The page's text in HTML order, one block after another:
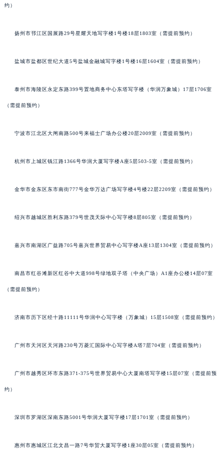
约）
扬州市邗江区国展路29号星耀天地写字楼1号楼18层1803室（需提前预约）
盐城市盐都区世纪大道5号盐城金融城写字楼1号楼16层1604室（需提前预约）
泰州市海陵区永定东路399号置地商务中心东塔写字楼（华润万象城）17层1706室
（需提前预约）
宁波市江北区大闸南路500号来福士广场办公楼20层2009室（需提前预约）
杭州市上城区钱江路1366号华润大厦写字楼A座5层503-5室（需提前预约）
金华市金东区东市南街777号金华万达广场写字楼4号楼22层2209室（需提前预约）
绍兴市越城区胜利东路379号世茂天际中心写字楼8层805室（需提前预约）
嘉兴市南湖区广益路705号嘉兴世界贸易中心写字楼A座13层1304室（需提前预约）
南昌市红谷滩新区红谷中大道998号绿地双子塔（中央广场）A1座办公楼14层07室
（需提前预约）
济南市历下区经十路11111号华润中心写字楼（万象城）15层1508室（需提前预约）
广州市天河区天河路230号万菱汇国际中心写字楼A塔7层704室（需提前预约）
广州市越秀区环市东路371-375号世界贸易中心大厦南塔写字楼15层07室（需提前预
约）
深圳市罗湖区深南东路5001号华润大厦写字楼17层1701室（需提前预约）
惠州市惠城区江北文昌一路7号华贸大厦写字楼1座30层05室（需提前预约）